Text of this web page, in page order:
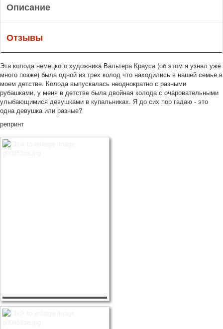
Описание
Отзывы
Эта колода немецкого художника Вальтера Крауса (об этом я узнал уже
много позже) была одной из трех колод что находились в нашей семье в
моем детстве. Колода выпускалась неоднократно с разными
рубашками, у меня в детстве была двойная колода с очаровательными
улыбающимися девушками в купальниках. Я до сих пор гадаю - это
одна девушка или разные?
репринт